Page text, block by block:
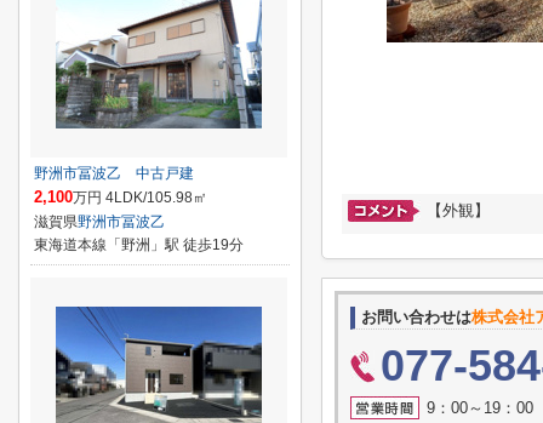
【外観】
お問い合わせは株式会社
077-
9：00～19：00
野洲市冨波乙 中古戸建
2,100万円 4LDK/105.98㎡
滋賀県野洲市冨波乙
東海道本線「野洲」駅 徒歩19分